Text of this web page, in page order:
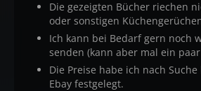
Die gezeigten Bücher riechen
oder sonstigen
Ich kann bei Bedarf gern noch
senden (kann aber mal ein
Die Preise habe ich nach
Ebay festgelegt.